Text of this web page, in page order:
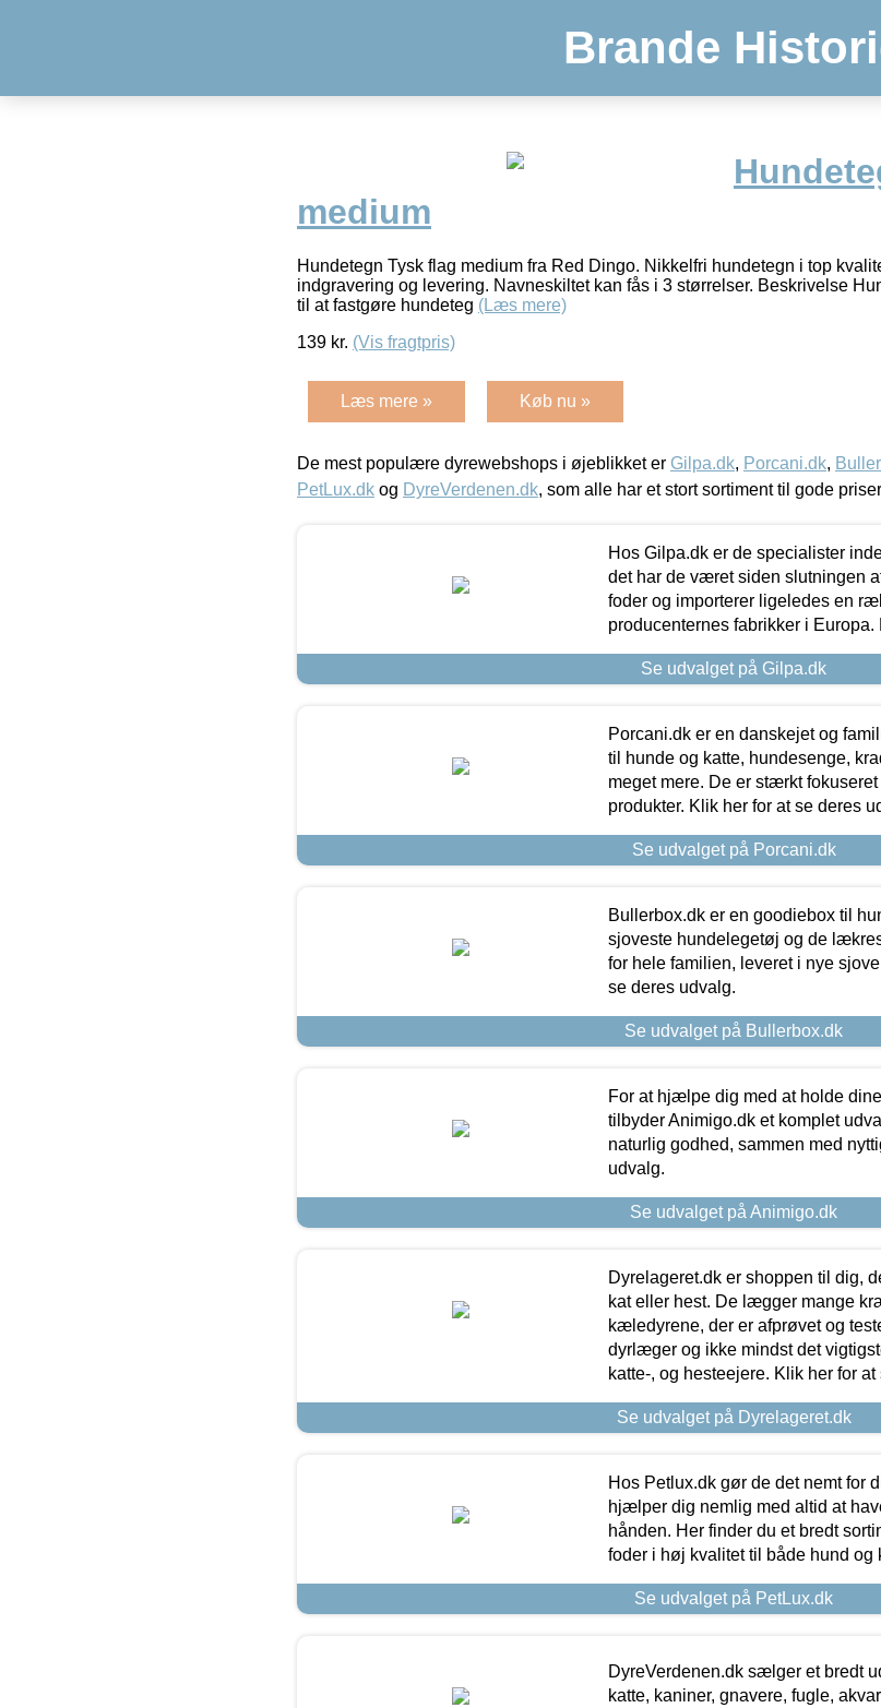
Brande
medium
Hundetegn Tysk flag medium fra Red Dingo. Nikkelfri hundetegn i top
indgravering og levering. Navneskiltet kan fås i 3 størrelser. Beskrivelse
til at fastgøre hundeteg (Læs mere)
139 kr. (Vis fragtpris)
Læs mere » Køb nu »
De mest populære dyrewebshops i øjeblikket er Gilpa.dk, Porcani.dk,
PetLux.dk og DyreVerdenen.dk, som alle har et stort sortiment til gode
Hos Gilpa.dk er de specialister
det har de været siden slutningen
foder og importerer ligeledes en
producenternes fabrikker i
Se udvalget på Gilpa.dk
Porcani.dk er en danskejet og
til hunde og katte, hundesenge,
meget mere. De er stærkt
produkter. Klik her for at se deres
Se udvalget på Porcani.dk
Bullerbox.dk er en goodiebox til
sjoveste hundelegetøj og de
for hele familien, leveret i nye
se deres udvalg.
Se udvalget på Bullerbox.dk
For at hjælpe dig med at holde
tilbyder Animigo.dk et komplet
naturlig godhed, sammen med
udvalg.
Se udvalget på Animigo.dk
Dyrelageret.dk er shoppen til dig,
kat eller hest. De lægger mange
kæledyrene, der er afprøvet og
dyrlæger og ikke mindst det
katte-, og hesteejere. Klik her for
Se udvalget på Dyrelageret.dk
Hos Petlux.dk gør de det nemt for
hjælper dig nemlig med altid at
hånden. Her finder du et bredt
foder i høj kvalitet til både hund og
Se udvalget på PetLux.dk
DyreVerdenen.dk sælger et bredt
katte, kaniner, gnavere, fugle,